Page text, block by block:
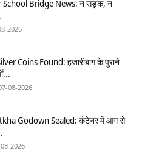
School Bridge News: न सड़क, न
2026
Coins Found: हजारीबाग के पुराने
08-2026
Godown Sealed: कंटेनर में आग से
2026